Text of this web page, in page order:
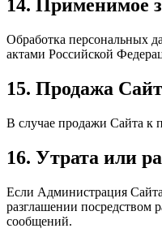
14. Применимое
Обработка персональных
актами Российской
15. Продажа
В случае продажи Сайта к
16. Утрата или
Если Администрация
разглашении посредством
сообщений.